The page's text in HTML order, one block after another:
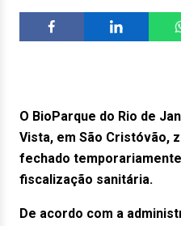
O BioParque do Rio de
Vista, em São Cristóvão,
fechado
fiscalização sanitária.
De acordo com a